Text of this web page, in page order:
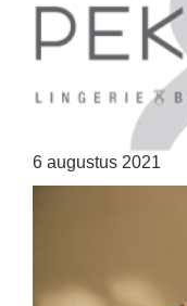
6 augustus 2021